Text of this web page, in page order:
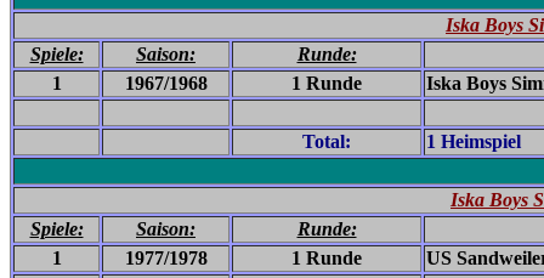
Iska Boys
Spiele:
Saison:
Runde:
1
1967/1968 1 Runde Iska Boys
Total: 1 Heimspiel
Iska Boys
Spiele:
Saison:
Runde:
1
1977/1978 1 Runde US